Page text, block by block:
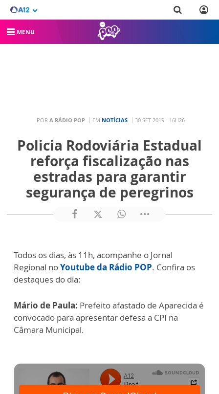
MENU
POR A RÁDIO POP EM NOTÍCIAS 30 SET 2019 - 16H26
Policia Rodoviária Estadual
reforça fiscalização nas
estradas para garantir
segurança de peregrinos
Todos os dias, às 11h, acompanhe o Jornal
Regional noYoutube da Rádio POP. Confira os
destaques do dia:
Mário de Paula: Prefeito afastado de Aparecida é
convocado para apresentar defesa a CPI na
Câmara Municipal.